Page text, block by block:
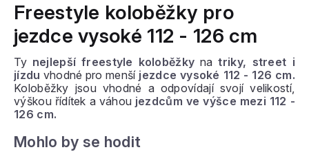
Freestyle koloběžky pro
jezdce vysoké 112 - 126 cm
Ty nejlepší freestyle koloběžky natriky, street i
jízdu vhodné pro menšíjezdce vysoké 112 - 126 cm.
Koloběžky jsou vhodné a odpovídají svojí velikostí,
výškou řídítek a váhou jezdcům ve výšce mezi 112 -
126 cm.
Mohlo by se hodit